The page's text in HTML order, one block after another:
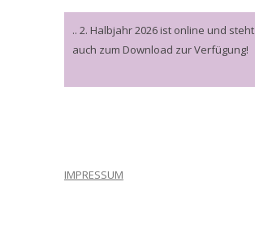
.. 2. Halbjahr 2026 ist online und steht
auch zum Download zur Verfügung!
IMPRESSUM